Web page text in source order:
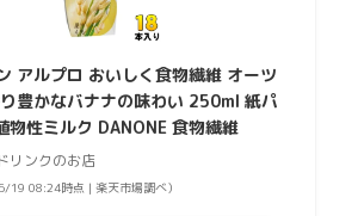
アルプロ おいしく食物繊維 オーツ
豊かなバナナの味わい 250ml 紙パ
物性ミルク DANONE 食物繊維
リンクのお店
19 08:24時点 | 楽天市場調べ）